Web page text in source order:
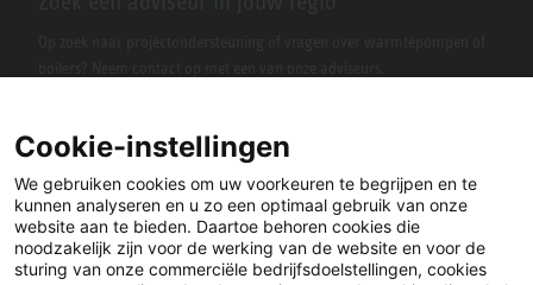
Cookie-instellingen
We gebruiken cookies om uw voorkeuren te begrijpen en te
kunnen analyseren en u zo een optimaal gebruik van onze
website aan te bieden. Daartoe behoren cookies die
noodzakelijk zijn voor de werking van de website en voor de
sturing van onze commerciële bedrijfsdoelstellingen, cookies